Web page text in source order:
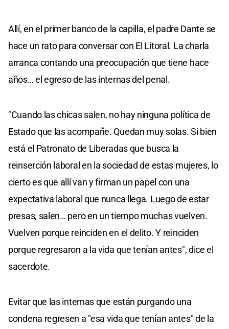
Allí, en el primer banco de la capilla, el padre Dante se
hace un rato para conversar con El Litoral. La charla
arranca contando una preocupación que tiene hace
años… el egreso de las internas del penal.
"Cuando las chicas salen, no hay ninguna política de
Estado que las acompañe. Quedan muy solas. Si bien
está el Patronato de Liberadas que busca la
reinserción laboral en la sociedad de estas mujeres, lo
cierto es que allí van y firman un papel con una
expectativa laboral que nunca llega. Luego de estar
presas, salen… pero en un tiempo muchas vuelven.
Vuelven porque reinciden en el delito. Y reinciden
porque regresaron a la vida que tenían antes", dice el
sacerdote.
Evitar que las internas que están purgando una
condena regresen a "esa vida que tenían antes" de la